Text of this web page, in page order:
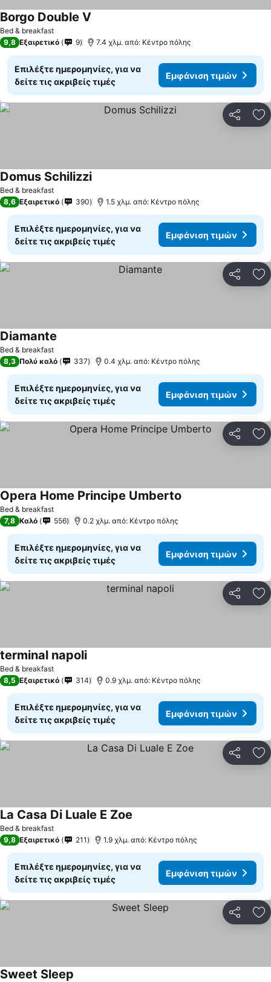
Bed & breakfast
Borgo Double V
9,8 Εξαιρετικό 9 7.4 χλμ. από: Κέντρο πόλης
Επιλέξτε ημερομηνίες, για να
δείτε τις ακριβείς τιμές
Εμφάνιση τιμών
Bed & breakfast
Domus Schilizzi
8,6 Εξαιρετικό 390 1.5 χλμ. από: Κέντρο πόλης
Επιλέξτε ημερομηνίες, για να
δείτε τις ακριβείς τιμές
Εμφάνιση τιμών
Bed & breakfast
Diamante
8,3 Πολύ καλό 337 0.4 χλμ. από: Κέντρο πόλης
Επιλέξτε ημερομηνίες, για να
δείτε τις ακριβείς τιμές
Εμφάνιση τιμών
Bed & breakfast
Opera Home Principe Umberto
7,8 Καλό 556 0.2 χλμ. από: Κέντρο πόλης
Επιλέξτε ημερομηνίες, για να
δείτε τις ακριβείς τιμές
Εμφάνιση τιμών
Bed & breakfast
terminal napoli
8,5 Εξαιρετικό 314 0.9 χλμ. από: Κέντρο πόλης
Επιλέξτε ημερομηνίες, για να
δείτε τις ακριβείς τιμές
Εμφάνιση τιμών
Bed & breakfast
La Casa Di Luale E Zoe
9,8 Εξαιρετικό 211 1.9 χλμ. από: Κέντρο πόλης
Επιλέξτε ημερομηνίες, για να
δείτε τις ακριβείς τιμές
Εμφάνιση τιμών
Sweet Sleep